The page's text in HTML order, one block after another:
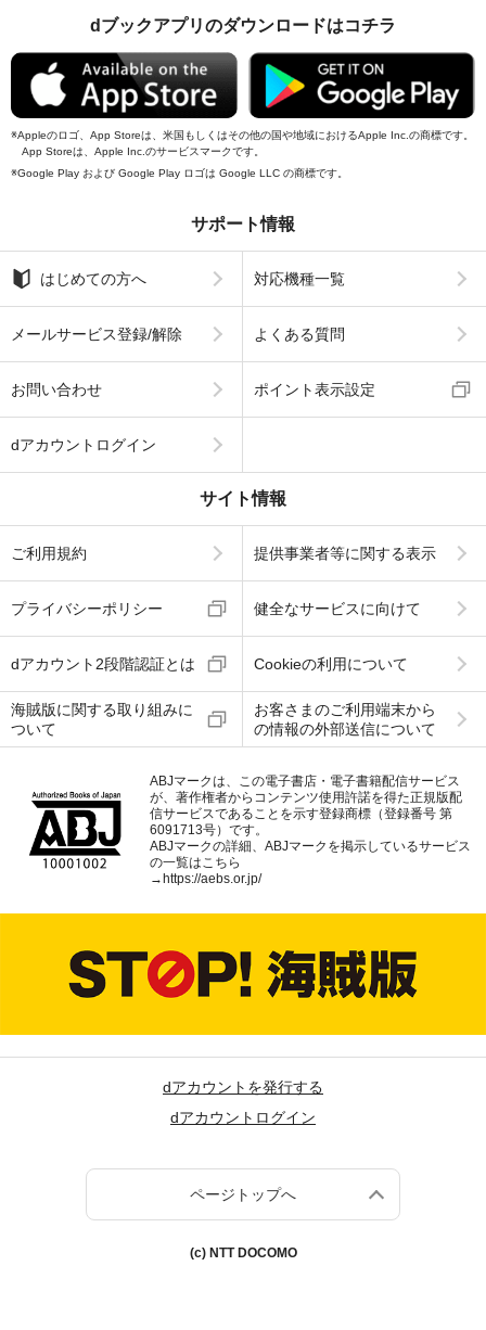
dブックアプリのダウンロードはコチラ
Appleのロゴ、App Storeは、米国もしくはその他の国や地域におけるApple Inc.の商標です。
App Storeは、Apple Inc.のサービスマークです。
Google Play および Google Play ロゴは Google LLC の商標です。
サポート情報
はじめての方へ 対応機種一覧
メールサービス登録/解除 よくある質問
お問い合わせ ポイント表示設定
dアカウントログイン
サイト情報
ご利用規約 提供事業者等に関する表示
プライバシーポリシー 健全なサービスに向けて
dアカウント2段階認証とは Cookieの利用について
海賊版に関する取り組みに
ついて
お客さまのご利用端末から
の情報の外部送信について
ABJマークは、この電子書店・電子書籍配信サービス
が、著作権者からコンテンツ使用許諾を得た正規版配
信サービスであることを示す登録商標（登録番号 第
6091713号）です。
ABJマークの詳細、ABJマークを掲示しているサービス
の一覧はこちら
→ https://aebs.or.jp/
dアカウントを発行する
dアカウントログイン
ページトップへ
(c) NTT DOCOMO